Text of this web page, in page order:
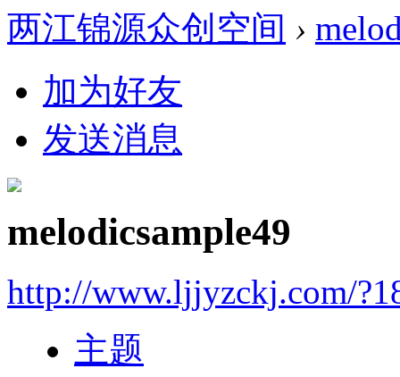
两江锦源众创空间 ›
加为好友
发送消息
melodicsample49
http://www.ljjyzckj.com/
主题